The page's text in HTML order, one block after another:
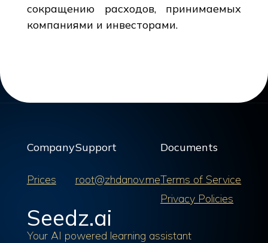
сокращению расходов, принимаемых
компаниями и инвесторами.
Company
Prices
Support
root@zhdanov.me
Documents
Terms of Service
Privacy Policies
Seedz.ai
Your AI powered learning assistant